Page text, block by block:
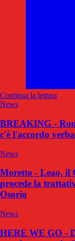
Continua la lettura
News
BREAKING -
c'è l'accordo
News
Moretto - Leao, il
procede la
Osorio
News
HERE WE GO -